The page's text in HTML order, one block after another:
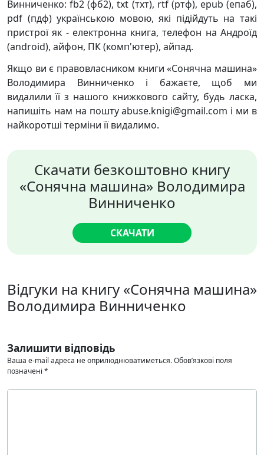
Винниченко: fb2 (фб2), txt (тхт), rtf (ртф), epub (епаб),
pdf (пдф) українською мовою, які підійдуть на такі
пристрої як - електронна книга, телефон на Андроїд
(android), айфон, ПК (комп'ютер), айпад.
Якщо ви є правовласником книги «Сонячна машина»
Володимира Винниченко і бажаєте, щоб ми
видалили її з нашого книжкового сайту, будь ласка,
напишіть нам на пошту abuse.knigi@gmail.com і ми в
найкоротші терміни її видалимо.
Скачати безкоштовно книгу
«Сонячна машина» Володимира
Винниченко
СКАЧАТИ
Відгуки на книгу «Сонячна машина»
Володимира Винниченко
Залишити відповідь
Ваша e-mail адреса не оприлюднюватиметься.Обов’язкові поля
позначені *